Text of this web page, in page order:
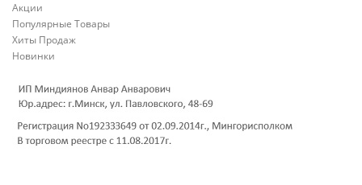
Акции
Популярные Товары
Хиты Продаж
Новинки